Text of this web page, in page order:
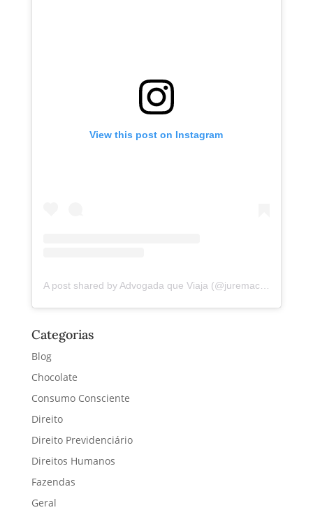
View this post on Instagram
A post shared by Advogada que Viaja (@juremacintra)
Categorias
Blog
Chocolate
Consumo Consciente
Direito
Direito Previdenciário
Direitos Humanos
Fazendas
Geral